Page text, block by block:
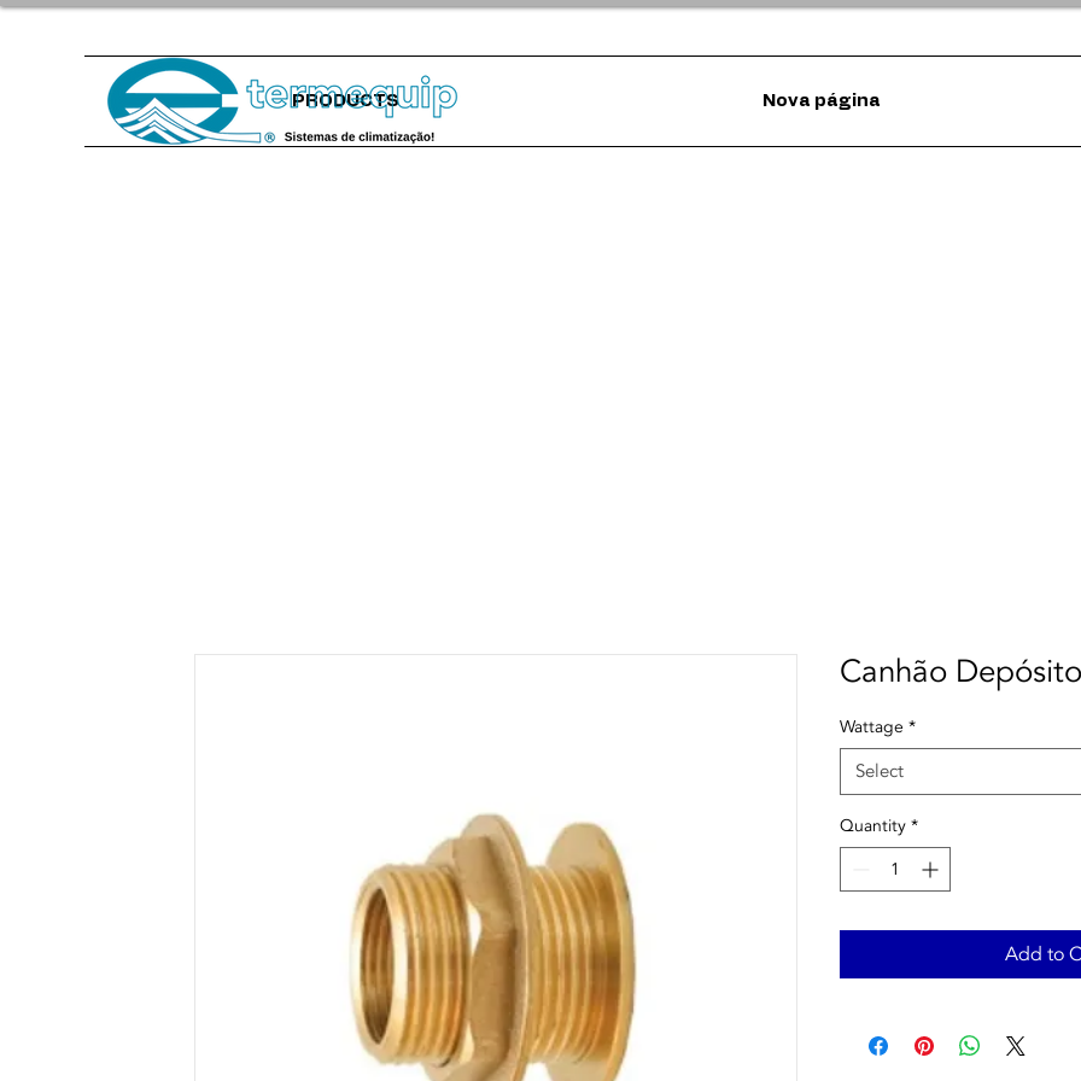
PRODUCTS Nova página
Canhão
Wattage *
Select
Quantity *
Add to